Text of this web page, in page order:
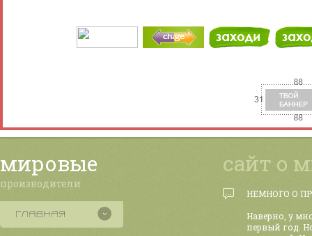
мировые
производители
сайт о
НЕМНОГО О
Наверно, у
первый год.